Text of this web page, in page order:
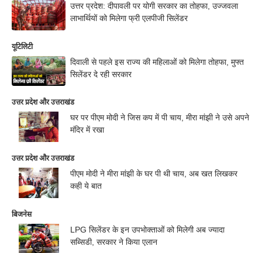
उत्तर प्रदेश: दीपावली पर योगी सरकार का तोहफा, उज्जवला
लाभार्थियों को मिलेगा फ्री एलपीजी सिलेंडर
यूटिलिटी
दिवाली से पहले इस राज्य की महिलाओं को मिलेगा तोहफा, मुफ्त
सिलेंडर दे रही सरकार
उत्तर प्रदेश और उत्तराखंड
घर पर पीएम मोदी ने जिस कप में पी चाय, मीरा मांझी ने उसे अपने
मंदिर में रखा
उत्तर प्रदेश और उत्तराखंड
पीएम मोदी ने मीरा मांझी के घर पी थी चाय, अब खत लिखकर
कही ये बात
बिजनेस
LPG सिलेंडर के इन उपभोक्‍ताओं को मिलेगी अब ज्‍यादा
सब्सिडी, सरकार ने किया एलान